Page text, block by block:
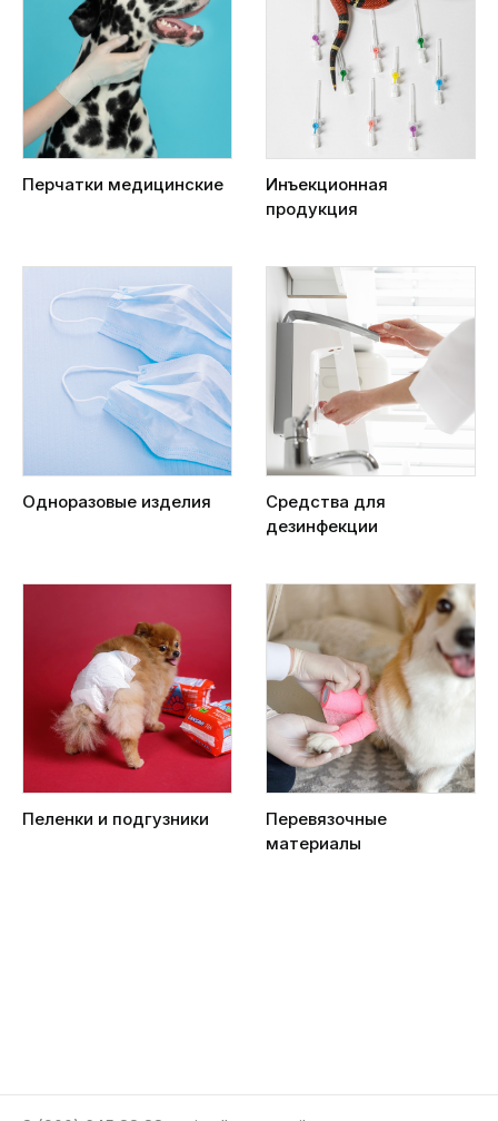
Перчатки медицинские
Инъекционная
продукция
Одноразовые изделия
Средства для
дезинфекции
Пеленки и подгузники
Перевязочные
материалы